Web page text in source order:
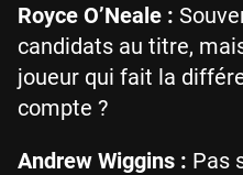
Royce O’Neale :
candidats au titre,
joueur qui fait la
compte ?
Andrew Wiggins : Pas